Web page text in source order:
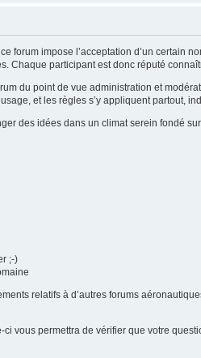
forum impose l’acceptation d’un certain
Chaque participant est donc réputé
du point de vue administration et
et les règles s’y appliquent partout,
des idées dans un climat serein fondé
;-)
relatifs à d’autres forums
permettra de vérifier que votre